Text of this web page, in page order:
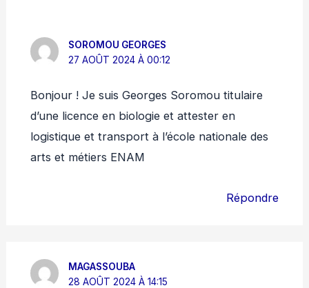
SOROMOU GEORGES
27 AOÛT 2024 À 00:12
Bonjour ! Je suis Georges Soromou titulaire
d’une licence en biologie et attester en
logistique et transport à l’école nationale des
arts et métiers ENAM
Répondre
MAGASSOUBA
28 AOÛT 2024 À 14:15